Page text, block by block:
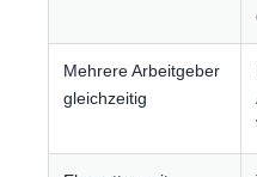
Mehrere Arbeitgeber
gleichzeitig